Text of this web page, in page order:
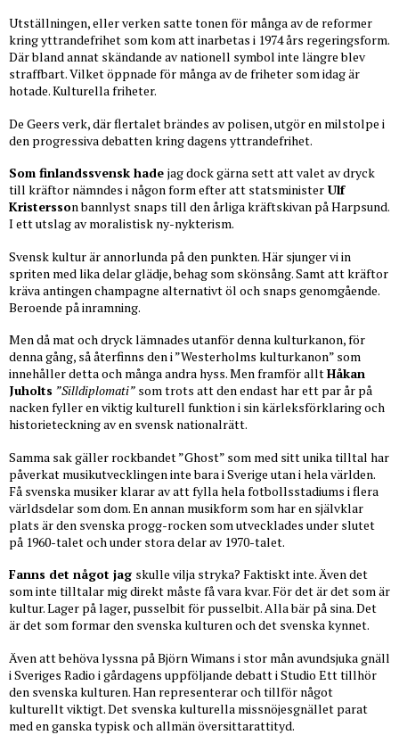
Utställningen, eller verken satte tonen för många av de reformer
kring yttrandefrihet som kom att inarbetas i 1974 års regeringsform.
Där bland annat skändande av nationell symbol inte längre blev
straffbart. Vilket öppnade för många av de friheter som idag är
hotade. Kulturella friheter.
De Geers verk, där flertalet brändes av polisen, utgör en milstolpe i
den progressiva debatten kring dagens yttrandefrihet.
Som finlandssvensk hade jag dock gärna sett att valet av dryck
till kräftor nämndes i någon form efter att statsministerUlf
Kristersson bannlyst snaps till den årliga kräftskivan på Harpsund.
I ett utslag av moralistisk ny-nykterism.
Svensk kultur är annorlunda på den punkten. Här sjunger vi in
spriten med lika delar glädje, behag som skönsång. Samt att kräftor
kräva antingen champagne alternativt öl och snaps genomgående.
Beroende på inramning.
Men då mat och dryck lämnades utanför denna kulturkanon, för
denna gång, så återfinns den i ”Westerholms kulturkanon” som
innehåller detta och många andra hyss. Men framför alltHåkan
Juholts ”Silldiplomati” som trots att den endast har ett par år på
nacken fyller en viktig kulturell funktion i sin kärleksförklaring och
historieteckning av en svensk nationalrätt.
Samma sak gäller rockbandet ”Ghost” som med sitt unika tilltal har
påverkat musikutvecklingen inte bara i Sverige utan i hela världen.
Få svenska musiker klarar av att fylla hela fotbollsstadiums i flera
världsdelar som dom. En annan musikform som har en självklar
plats är den svenska progg-rocken som utvecklades under slutet
på 1960-talet och under stora delar av 1970-talet.
Fanns det något jag skulle vilja stryka? Faktiskt inte. Även det
som inte tilltalar mig direkt måste få vara kvar. För det är det som är
kultur. Lager på lager, pusselbit för pusselbit. Alla bär på sina. Det
är det som formar den svenska kulturen och det svenska kynnet.
Även att behöva lyssna på Björn Wimans i stor mån avundsjuka gnäll
i Sveriges Radio i gårdagens uppföljande debatt i Studio Ett tillhör
den svenska kulturen. Han representerar och tillför något
kulturellt viktigt. Det svenska kulturella missnöjesgnället parat
med en ganska typisk och allmän översittarattityd.